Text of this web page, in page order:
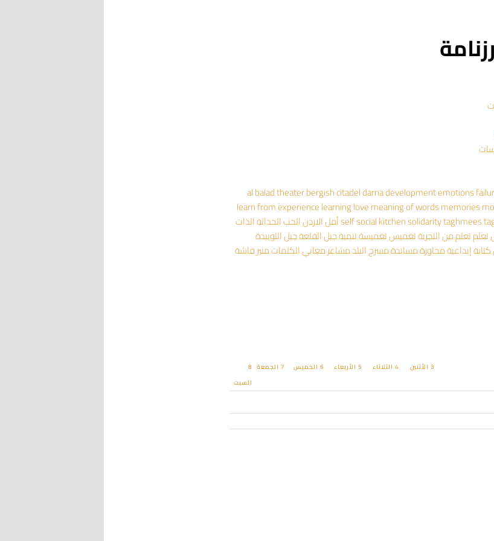
al balad theaterbergishcitadeldarnadevelopmentemotions
learn from experiencelearninglovemeaning of wordsmemories
selfsocial kitchensolidaritytaghmees أملالاردنالحبالحداثةالذات
تعلمتعلم من التجربةتغميستغميسةتنميةجبل القلعةجبل اللويبدة
كتابة إبداعيةمجاورةمساندةمسرح البلدمشاعرمعاني الكلماتمنير فاشة
3 الأثنين 4 الثلاثاء 5 الأربعاء 6 الخميس 7 الجمعة 8
السبت